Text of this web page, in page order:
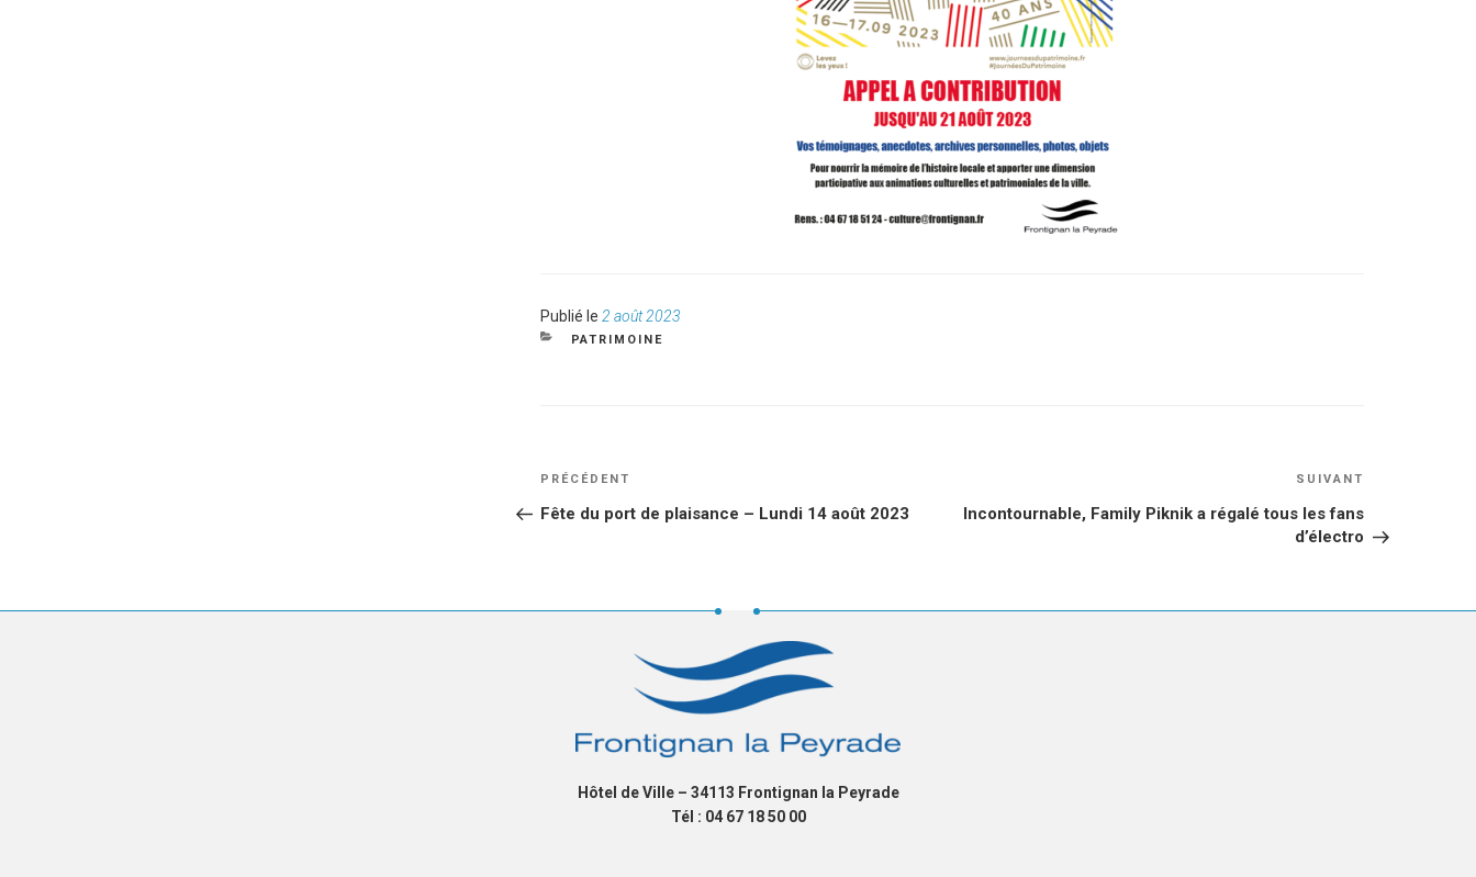
Publié le Publié
le
2 août 2023
CATÉGORIES
PATRIMOINE
NAVIGATION
DE
Article
PRÉCÉDENT
Fête du port de plaisance – Lundi 14 août 2023
SUIVANT
Incontournable, Family Piknik a régalé tous les fans
d’électro
Hôtel de Ville – 34113 Frontignan la Peyrade
Tél : 04 67 18 50 00